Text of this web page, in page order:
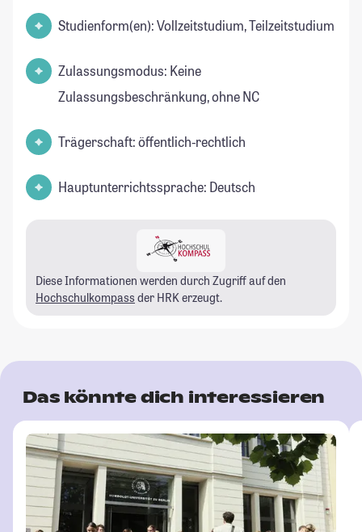
Studienform(en): Vollzeitstudium, Teilzeitstudium
Zulassungsmodus: Keine
Zulassungsbeschränkung, ohne NC
Trägerschaft: öffentlich-rechtlich
Hauptunterrichtssprache: Deutsch
Diese Informationen werden durch Zugriff auf den
Hochschulkompass der HRK erzeugt.
Das könnte dich interessieren